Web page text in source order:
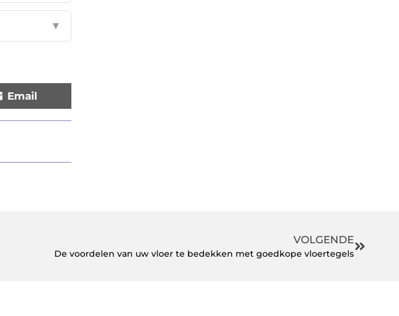
▼
Email
VOLGENDE
De voordelen van uw vloer te bedekken met goedkope vloertegels